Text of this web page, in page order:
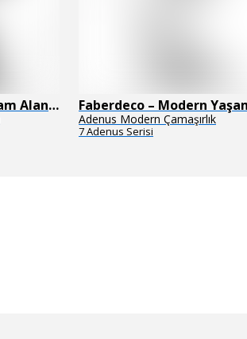
Faberdeco – Modern Yaşam Alanları İçin Özel Tasarım Mobilyalar
Adenus Modern Çamaşırlık
7 Adenus Serisi